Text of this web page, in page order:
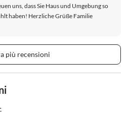
uns, dass Sie Haus und Umgebung so
haben! Herzliche Grüße Familie
più recensioni